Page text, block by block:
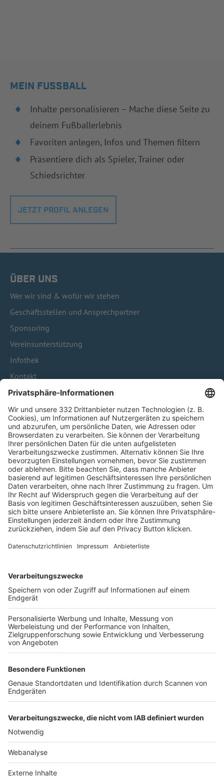
MEIN FUSSBALL
Inhalte personalisieren – Mache diese Seite zu
deinem Fußballerlebnis
Favoriten anlegen, Infos und Themen filtern
Präsentiere dich als Spieler, Trainer oder
Schiedsrichter
JETZT PROFIL ANLEGEN
ÜBER UNS
Wer wir sind & wofür wir stehen
Geschäftsstellen und Ansprechpartner
Sponsoring
Vereinsunterstützung
Infothek
Kontakt
HÄUFIG BESUCHTE SEITEN
Pässe und Vereinswechsel
Trainerausbildung
Schulungsangebot Vereinsmitarbeiter
BFV-Geschäftsstellen
Trainerbörse
Login SpielPlus
FOLGE DEM BFV
TOP-VEREINE
TOP-PARTNER
Nutzungsbedingungen Datenschutz Impressum